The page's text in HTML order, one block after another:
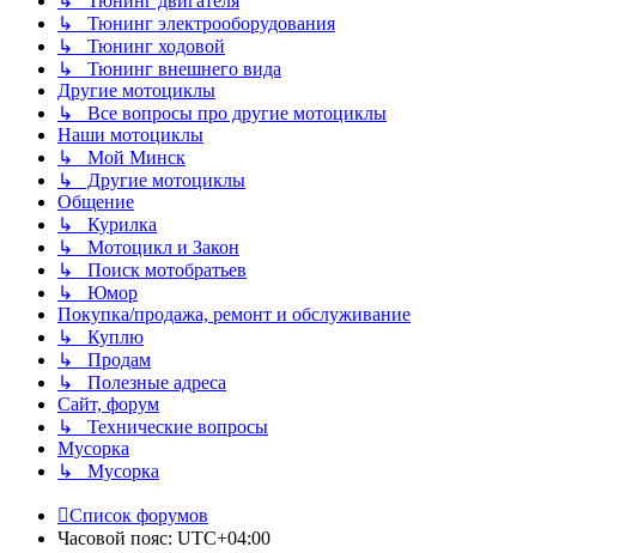
↳ Тюнинг электрооборудования
↳ Тюнинг ходовой
↳ Тюнинг внешнего вида
Другие мотоциклы
↳ Все вопросы про другие мотоциклы
Наши мотоциклы
↳ Мой Минск
↳ Другие мотоциклы
Общение
↳ Курилка
↳ Мотоцикл и Закон
↳ Поиск мотобратьев
↳ Юмор
Покупка/продажа, ремонт и обслуживание
↳ Куплю
↳ Продам
↳ Полезные адреса
Сайт, форум
↳ Технические вопросы
Мусорка
↳ Мусорка
Список форумов
Часовой пояс: UTC+04:00